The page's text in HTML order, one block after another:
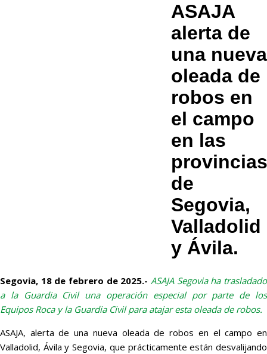
ASAJA
alerta de
una nueva
oleada de
robos en
el campo
en las
provincias
de
Segovia,
Valladolid
y Ávila.
Segovia, 18 de febrero de 2025.- ASAJA Segovia ha trasladado
a la Guardia Civil una operación especial por parte de los
Equipos Roca y la Guardia Civil para atajar esta oleada de robos.
ASAJA, alerta de una nueva oleada de robos en el campo en
Valladolid, Ávila y Segovia, que prácticamente están desvalijando